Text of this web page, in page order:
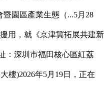
暨園區產業生態（...5月28
用，就《京津冀拓展共建新
：深圳市福田核心區紅荔
樓)2026年5月19日，正在